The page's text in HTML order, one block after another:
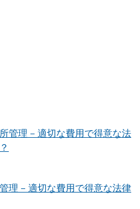
理 – 適切な費用で得意な法律